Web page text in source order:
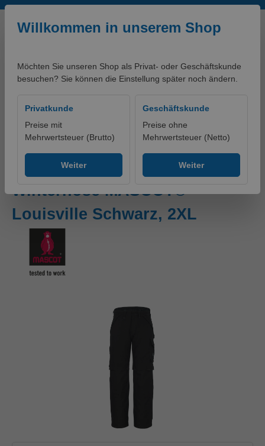
Zum Hauptinhalt springen
Willkommen in unserem Shop
Möchten Sie unseren Shop als Privat- oder Geschäftskunde
besuchen? Sie können die Einstellung später noch ändern.
Privatkunde
Preise mit
Mehrwertsteuer (Brutto)
Weiter
Geschäftskunde
Preise ohne
Mehrwertsteuer (Netto)
Weiter
Winter- / Wetterschutzhosen
Winterhose MASCOT®
Louisville Schwarz, 2XL